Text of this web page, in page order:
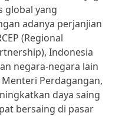
global yang
adanya perjanjian
(Regional
Indonesia
negara-negara lain
Perdagangan,
daya saing
bersaing di pasar